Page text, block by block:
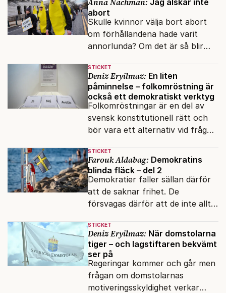
abort
Skulle kvinnor välja bort abort
om förhållandena hade varit
annorlunda? Om det är så blir
misslyckande.
STICKET
Deniz Eryilmaz: En liten
påminnelse – folkomröstning är
också ett demokratiskt verktyg
Folkomröstningar är en del av
svensk konstitutionell rätt och
bör vara ett alternativ vid frågor
STICKET
Farouk Aldabag: Demokratins
blinda fläck – del 2
Demokratier faller sällan därför
att de saknar frihet. De
försvagas därför att de inte alltid
naivitet.
STICKET
Deniz Eryilmaz: När domstolarna
tiger – och lagstiftaren bekvämt
ser på
Regeringar kommer och går men
frågan om domstolarnas
motiveringsskyldighet verkar